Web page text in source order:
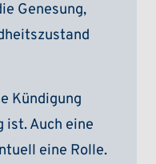
Genesung,
Kündigung
ist. Auch eine
eine Rolle.